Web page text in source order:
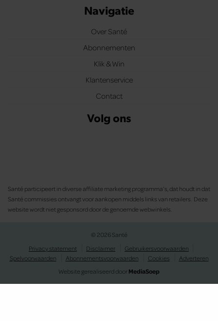
Navigatie
Over Santé
Abonnementen
Klik & Win
Klantenservice
Contact
Volg ons
Santé participeert in diverse affiliate marketing programma’s, dat houdt in dat
Santé commissies ontvangt voor aankopen middels links van retailers. Deze
website wordt niet gesponsord door de genoemde webwinkels.
© 2026 Santé
Privacy statement
Disclaimer
Gebruikersvoorwaarden
Spelvoorwaarden
Abonnementsvoorwaarden Cookies
Adverteren
Website gerealiseerd doorMediaSoep